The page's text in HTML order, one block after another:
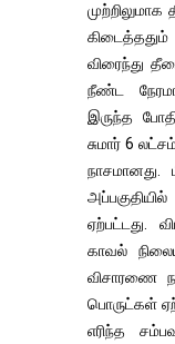
விரைந்து
நீண்ட
இருந்த
சுமார் 6
நாசமானது.
ஏற்பட்டது.
காவல்
விசாரணை
பொருட்கள்
எரிந்த